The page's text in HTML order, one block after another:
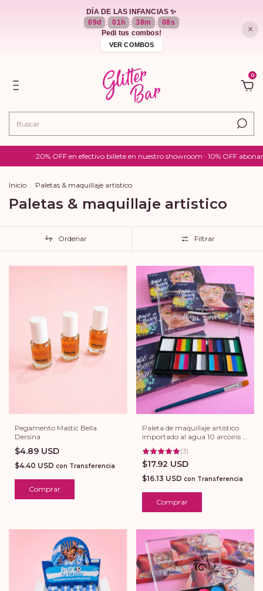
×
DÍA DE LAS INFANCIAS ✨
09d : 01h : 38m : 06s
Pedi tus combos!
VER COMBOS
0
en efectivo billete en nuestro showroom · 10% OFF abonando por
Inicio . Paletas & maquillaje artistico
Paletas & maquillaje artistico
Ordenar Filtrar
Pegamento Mastic Bella
Dersina
$4.89 USD
$4.40 USD con Transferencia
Paleta de maquillaje artistico
importado al agua 10 arcoiris +
(3)
$17.92 USD
$16.13 USD con Transferencia